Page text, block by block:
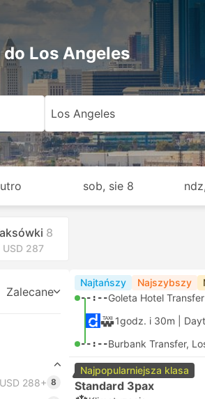
Los Angeles
Los Angeles
sob, sie 8
8
USD 287
Zalecane
USD 288+ 8
Najtańszy Najszybszy
--:--Goleta Hotel Transfer
1godz. i 30m |
--:--Burbank Transfer,
Najpopularniejsza klasa
Standard 3pax